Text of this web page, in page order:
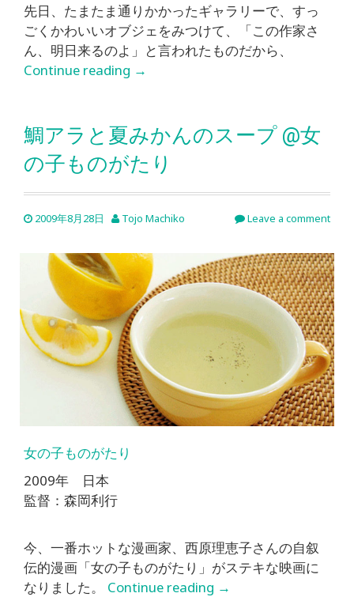
先日、たまたま通りかかったギャラリーで、すっ
ごくかわいいオブジェをみつけて、「この作家さ
ん、明日来るのよ」と言われたものだから、
Continue reading →
鯛アラと夏みかんのスープ @女
の子ものがたり
2009年8月28日 Tojo Machiko Leave a comment
女の子ものがたり
2009年 日本
監督：森岡利行
今、一番ホットな漫画家、西原理恵子さんの自叙
伝的漫画「女の子ものがたり」がステキな映画に
なりました。 Continue reading →